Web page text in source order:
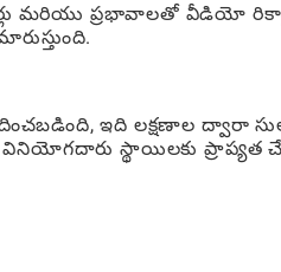
మరియు ప్రభావాలతో వీడియో
ఇది లక్షణాల ద్వారా
వినియోగదారు స్థాయిలకు ప్రాప్యత